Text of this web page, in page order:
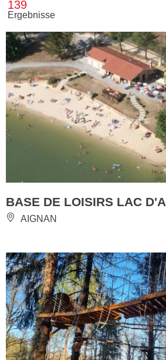
139
Ergebnisse
BASE DE LOISIRS LAC
AIGNAN